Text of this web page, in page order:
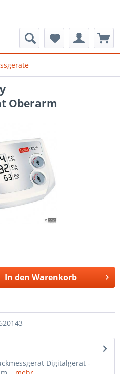
Oberarm
In den Warenkorb
Digitalgerät -